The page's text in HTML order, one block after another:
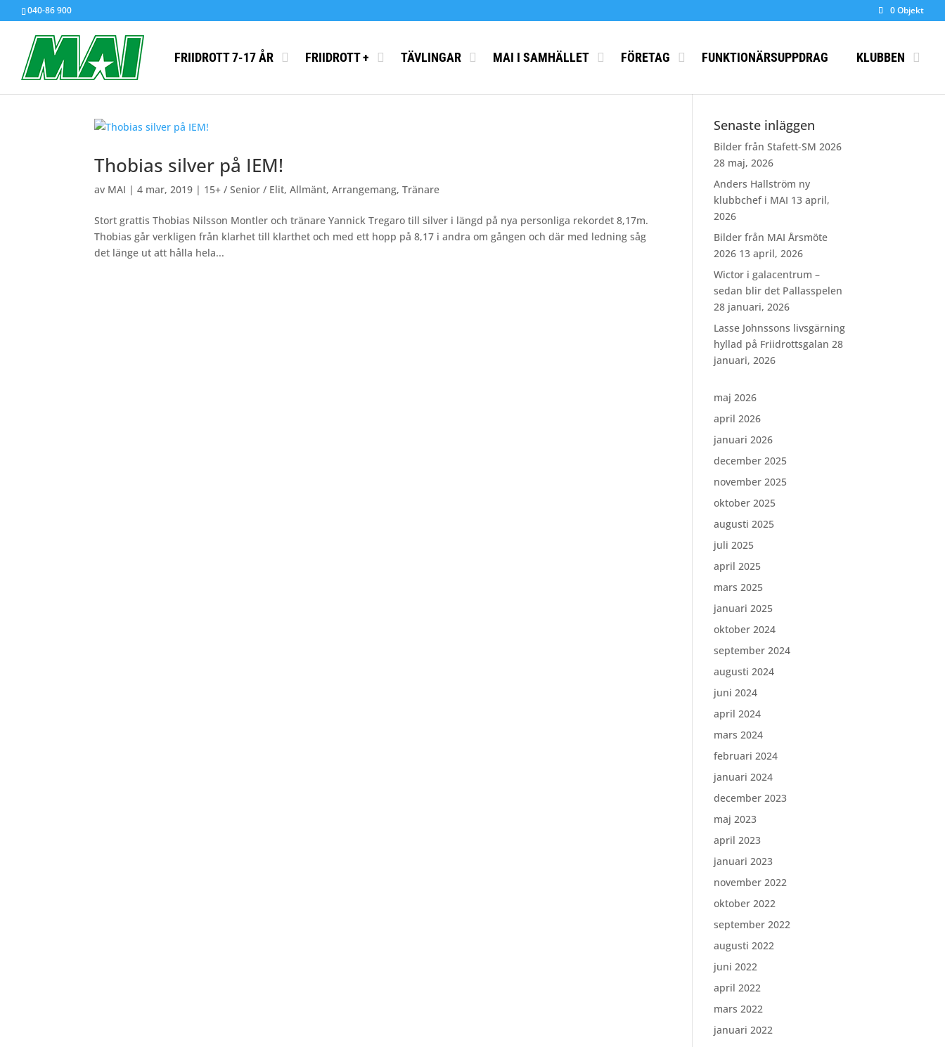
040-86 900 0 Objekt
FRIIDROTT 7-17 ÅR FRIIDROTT + TÄVLINGAR MAI I SAMHÄLLET FÖRETAG FUNKTIONÄRSUPPDRAG KLUBBEN
Thobias silver på IEM!
av MAI |4 mar, 2019 | 15+ / Senior / Elit,Allmänt,Arrangemang,Tränare
Stort grattis Thobias Nilsson Montler och tränare Yannick Tregaro till silver i längd på nya personliga rekordet 8,17m.
Thobias går verkligen från klarhet till klarthet och med ett hopp på 8,17 i andra om gången och där med ledning såg
det länge ut att hålla hela...
Senaste inläggen
Bilder från Stafett-SM 2026
28 maj, 2026
Anders Hallström ny
klubbchef i MAI 13 april,
2026
Bilder från MAI Årsmöte
2026 13 april, 2026
Wictor i galacentrum –
sedan blir det Pallasspelen
28 januari, 2026
Lasse Johnssons livsgärning
hyllad på Friidrottsgalan 28
januari, 2026
maj 2026
april 2026
januari 2026
december 2025
november 2025
oktober 2025
augusti 2025
juli 2025
april 2025
mars 2025
januari 2025
oktober 2024
september 2024
augusti 2024
juni 2024
april 2024
mars 2024
februari 2024
januari 2024
december 2023
maj 2023
april 2023
januari 2023
november 2022
oktober 2022
september 2022
augusti 2022
juni 2022
april 2022
mars 2022
januari 2022